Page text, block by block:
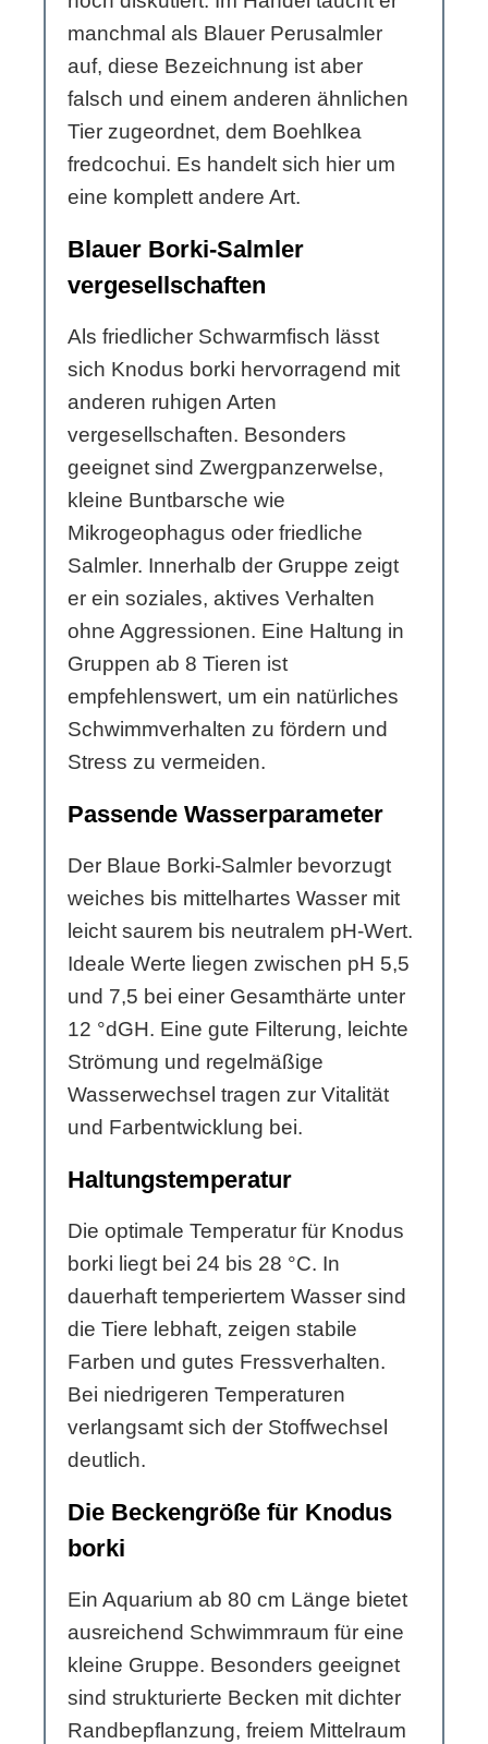
manchmal als Blauer Perusalmler
auf, diese Bezeichnung ist aber
falsch und einem anderen ähnlichen
Tier zugeordnet, dem Boehlkea
fredcochui. Es handelt sich hier um
eine komplett andere Art.
Blauer Borki-Salmler
vergesellschaften
Als friedlicher Schwarmfisch lässt
sich Knodus borki hervorragend mit
anderen ruhigen Arten
vergesellschaften. Besonders
geeignet sind Zwergpanzerwelse,
kleine Buntbarsche wie
Mikrogeophagus oder friedliche
Salmler. Innerhalb der Gruppe zeigt
er ein soziales, aktives Verhalten
ohne Aggressionen. Eine Haltung in
Gruppen ab 8 Tieren ist
empfehlenswert, um ein natürliches
Schwimmverhalten zu fördern und
Stress zu vermeiden.
Passende Wasserparameter
Der Blaue Borki-Salmler bevorzugt
weiches bis mittelhartes Wasser mit
leicht saurem bis neutralem pH-Wert.
Ideale Werte liegen zwischen pH 5,5
und 7,5 bei einer Gesamthärte unter
12 °dGH. Eine gute Filterung, leichte
Strömung und regelmäßige
Wasserwechsel tragen zur Vitalität
und Farbentwicklung bei.
Haltungstemperatur
Die optimale Temperatur für Knodus
borki liegt bei 24 bis 28 °C. In
dauerhaft temperiertem Wasser sind
die Tiere lebhaft, zeigen stabile
Farben und gutes Fressverhalten.
Bei niedrigeren Temperaturen
verlangsamt sich der Stoffwechsel
deutlich.
Die Beckengröße für Knodus
borki
Ein Aquarium ab 80 cm Länge bietet
ausreichend Schwimmraum für eine
kleine Gruppe. Besonders geeignet
sind strukturierte Becken mit dichter
Randbepflanzung, freiem Mittelraum